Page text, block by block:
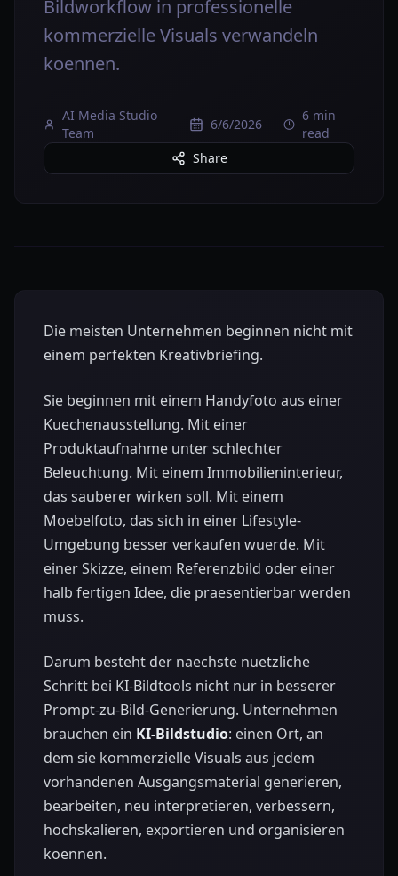
Bildworkflow in professionelle
kommerzielle Visuals verwandeln
koennen.
AI Media Studio
Team
6/6/2026
6 min
read
Share
Die meisten Unternehmen beginnen nicht mit
einem perfekten Kreativbriefing.
Sie beginnen mit einem Handyfoto aus einer
Kuechenausstellung. Mit einer
Produktaufnahme unter schlechter
Beleuchtung. Mit einem Immobilieninterieur,
das sauberer wirken soll. Mit einem
Moebelfoto, das sich in einer Lifestyle-
Umgebung besser verkaufen wuerde. Mit
einer Skizze, einem Referenzbild oder einer
halb fertigen Idee, die praesentierbar werden
muss.
Darum besteht der naechste nuetzliche
Schritt bei KI-Bildtools nicht nur in besserer
Prompt-zu-Bild-Generierung. Unternehmen
brauchen ein KI-Bildstudio: einen Ort, an
dem sie kommerzielle Visuals aus jedem
vorhandenen Ausgangsmaterial generieren,
bearbeiten, neu interpretieren, verbessern,
hochskalieren, exportieren und organisieren
koennen.